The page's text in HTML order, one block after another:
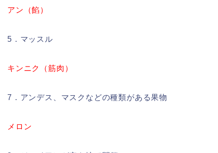
アン（餡）
5．マッスル
キンニク（筋肉）
7．アンデス、マスクなどの種類がある果物
メロン